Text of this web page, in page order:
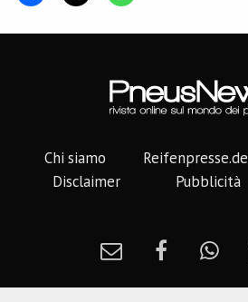
Chi siamo Reifenpresse.de
Disclaimer
Pubblicità